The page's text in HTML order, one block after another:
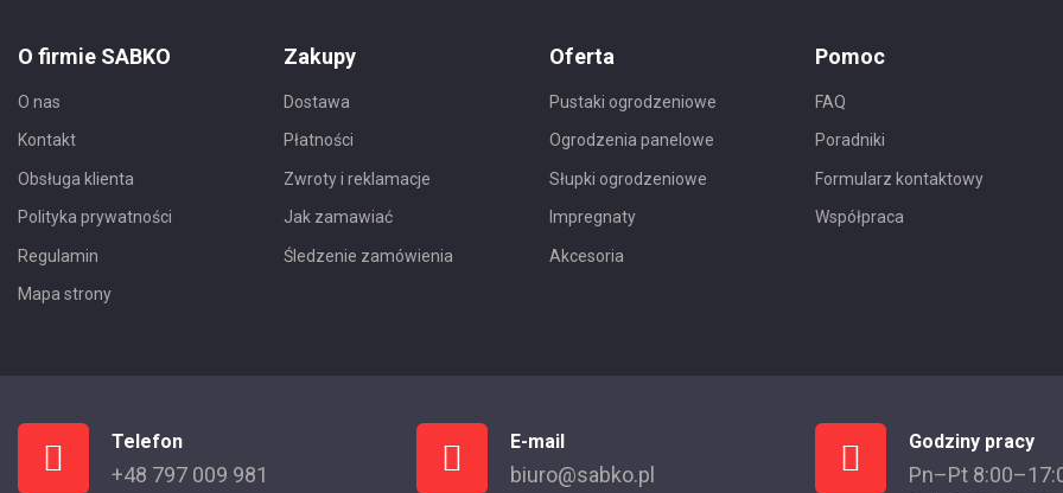
O firmie SABKO
O nas
Kontakt
Obsługa klienta
Polityka prywatności
Regulamin
Mapa strony
Zakupy
Dostawa
Płatności
Zwroty i reklamacje
Jak zamawiać
Śledzenie zamówienia
Oferta
Pustaki ogrodzeniowe
Ogrodzenia panelowe
Słupki ogrodzeniowe
Impregnaty
Akcesoria
Pomoc
FAQ
Poradniki
Formularz kontaktowy
Współpraca
Telefon
+48 797 009 981
E-mail
biuro@sabko.pl
Godziny pracy
Pn–Pt